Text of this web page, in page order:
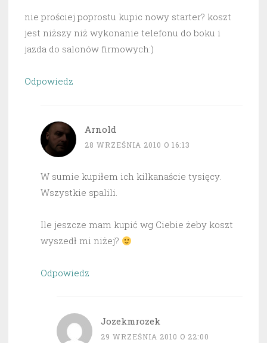
nie prościej poprostu kupic nowy starter? koszt
jest niższy niż wykonanie telefonu do boku i
jazda do salonów firmowych:)
Odpowiedz
Arnold
28 WRZEŚNIA 2010 O 16:13
W sumie kupiłem ich kilkanaście tysięcy.
Wszystkie spalili.
Ile jeszcze mam kupić wg Ciebie żeby koszt
wyszedł mi niżej?
Odpowiedz
Jozekmrozek
29 WRZEŚNIA 2010 O 22:00